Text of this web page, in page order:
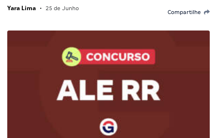
Yara Lima • 25 de Junho
Compartilhe